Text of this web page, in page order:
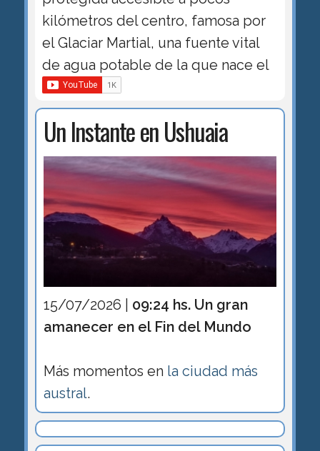
kilómetros del centro, famosa por
el Glaciar Martial, una fuente vital
de agua potable de la que nace el
Un Instante en Ushuaia
15/07/2026 | 09:24 hs. Un gran
amanecer en el Fin del Mundo
Más momentos en la ciudad más
austral.